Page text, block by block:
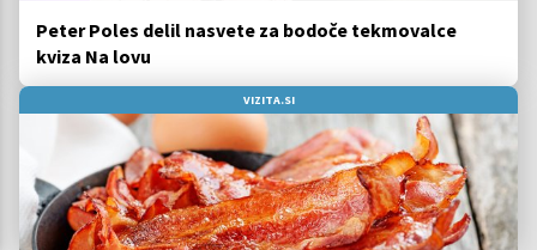
Peter Poles delil nasvete za bodoče tekmovalce
kviza Na lovu
VIZITA.SI